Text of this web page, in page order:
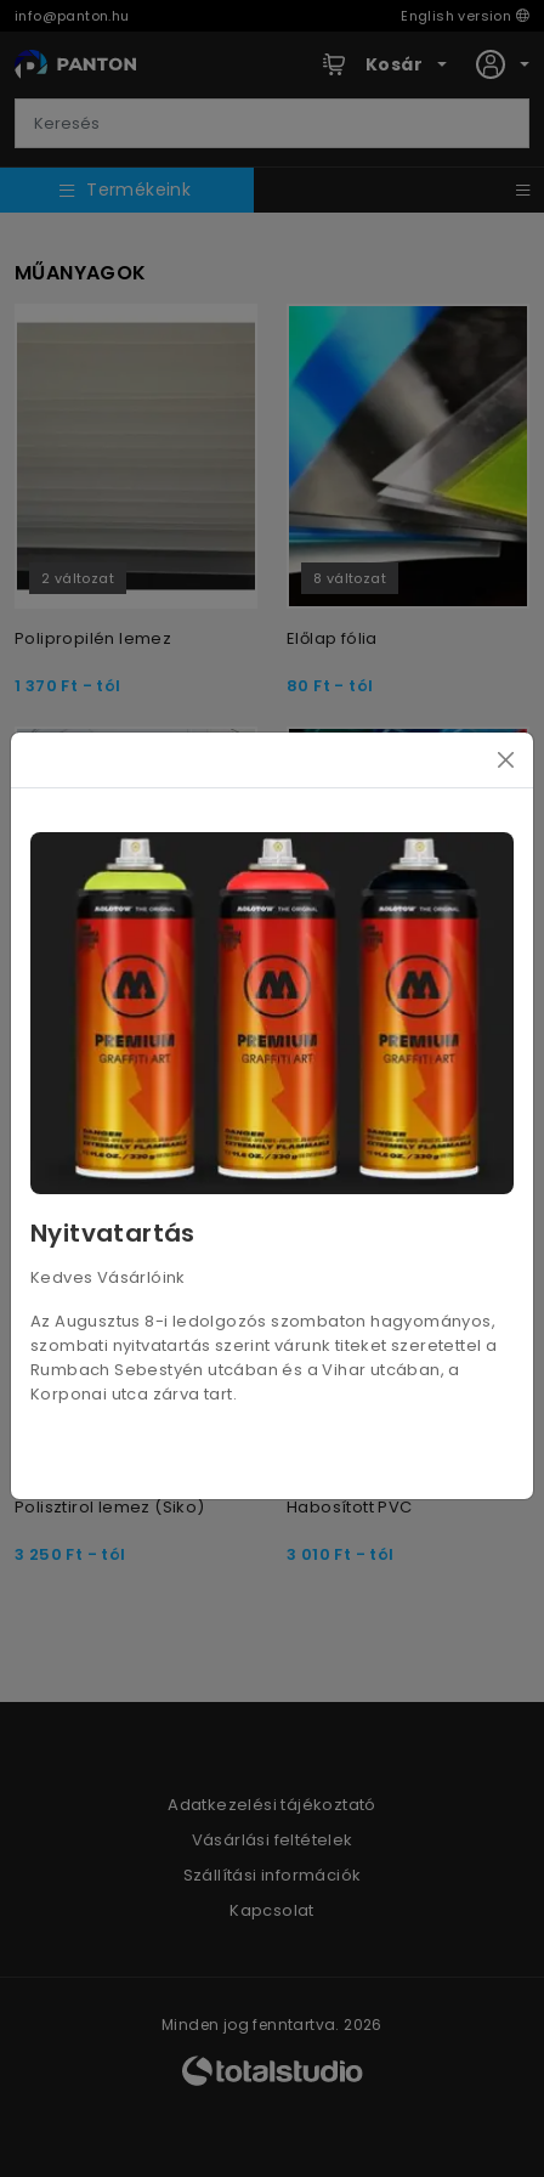
Nyitvatartás
Kedves Vásárlóink
Az Augusztus 8-i ledolgozós szombaton hagyományos,
szombati nyitvatartás szerint várunk titeket szeretettel a
Rumbach Sebestyén utcában és a Vihar utcában, a
Korponai utca zárva tart.
info@panton.hu English version
Kosár
Termékeink
MŰANYAGOK
2 változat
Polipropilén lemez
1 370 Ft - tól
8 változat
Előlap fólia
80 Ft - tól
6 változat
PVC (Klöckner) és Poliészter
- tól
4 változat
Kartonplast 3mm
1 850 - tól
Polisztirol lemez (Siko)
3 250 Ft - tól
Habosított PVC
3 010 Ft - tól
Adatkezelési tájékoztató
Vásárlási feltételek
Szállítási információk
Kapcsolat
Minden jog fenntartva. 2026